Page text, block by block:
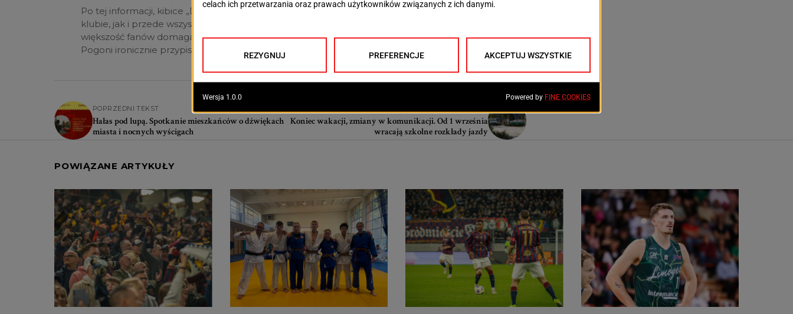
Po tej informacji, kibice „Dumy Pomorza” w komentarzach nie zostawili suchej nitki zarówno na
klubie, jak i przede wszystkim na trenerze Kolendowiczu. Ze względu na fatalny start sezonu,
większość fanów domaga się zwolnienia obecnego menedżera pierwszej drużyny, a awans
Pogoni ironicznie przypisują geniuszowi taktycznemu Kolendowicza.
POPRZEDNI TEKST
Hałas pod lupą. Spotkanie mieszkańców o dźwiękach
miasta i nocnych wyścigach
Koniec wakacji, zmiany w komunikacji. Od 1 września
wracają szkolne rozkłady jazdy
POWIĄZANE ARTYKUŁY